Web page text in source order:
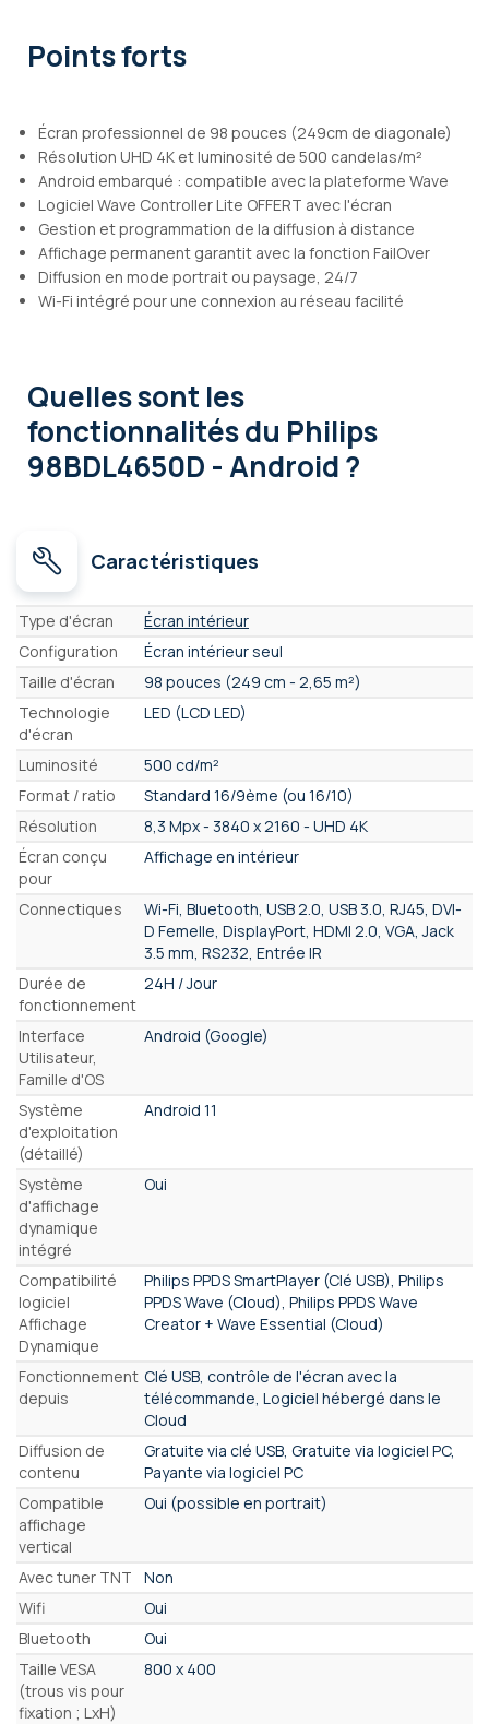
Points forts
Écran professionnel de 98 pouces (249cm de diagonale)
Résolution UHD 4K et luminosité de 500 candelas/m²
Android embarqué : compatible avec la plateforme Wave
Logiciel Wave Controller Lite OFFERT avec l'écran
Gestion et programmation de la diffusion à distance
Affichage permanent garantit avec la fonction FailOver
Diffusion en mode portrait ou paysage, 24/7
Wi-Fi intégré pour une connexion au réseau facilité
Quelles sont les
fonctionnalitésdu Philips
98BDL4650D - Android ?
Caractéristiques
Caractéristiques
Type d'écran
Écran intérieur
Configuration
Écran intérieur seul
Taille d'écran
98 pouces (249 cm - 2,65 m²)
Technologie
d'écran
LED (LCD LED)
Luminosité
500 cd/m²
Format / ratio
Standard 16/9ème (ou 16/10)
Résolution
8,3 Mpx - 3840 x 2160 - UHD 4K
Écran conçu
pour
Affichage en intérieur
Connectiques
Wi-Fi, Bluetooth, USB 2.0, USB 3.0, RJ45, DVI-
D Femelle, DisplayPort, HDMI 2.0, VGA, Jack
3.5 mm, RS232, Entrée IR
Durée de
fonctionnement
24H / Jour
Interface
Utilisateur,
Famille d'OS
Android (Google)
Système
d'exploitation
(détaillé)
Android 11
Système
d'affichage
dynamique
intégré
Oui
Compatibilité
logiciel
Affichage
Dynamique
Philips PPDS SmartPlayer (Clé USB), Philips
PPDS Wave (Cloud), Philips PPDS Wave
Creator + Wave Essential (Cloud)
Fonctionnement
depuis
Clé USB, contrôle de l'écran avec la
télécommande, Logiciel hébergé dans le
Cloud
Diffusion de
contenu
Gratuite via clé USB, Gratuite via logiciel PC,
Payante via logiciel PC
Compatible
affichage
vertical
Oui (possible en portrait)
Avec tuner TNT
Non
Wifi
Oui
Bluetooth
Oui
Taille VESA
(trous vis pour
fixation ; LxH)
800 x 400